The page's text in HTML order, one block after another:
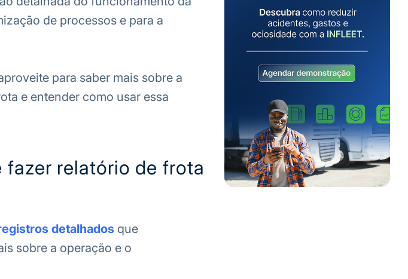
de processos e para a
para saber mais sobre a
e entender como usar essa
relatório de frota
detalhadosque
sobre a operação e o